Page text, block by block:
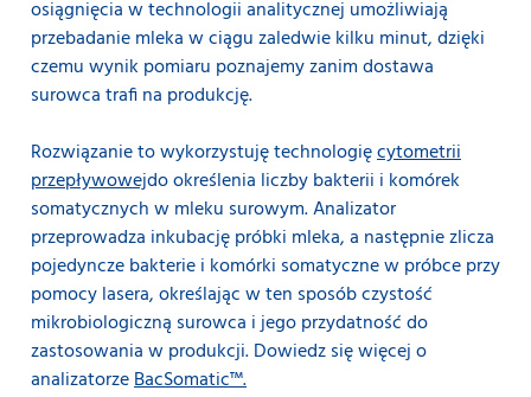
osiągnięcia w technologii analitycznej umożliwiają
przebadanie mleka w ciągu zaledwie kilku minut, dzięki
czemu wynik pomiaru poznajemy zanim dostawa
surowca trafi na produkcję.
Rozwiązanie to wykorzystuję technologięcytometrii
przepływowejdo określenia liczby bakterii i komórek
somatycznych w mleku surowym. Analizator
przeprowadza inkubację próbki mleka, a następnie zlicza
pojedyncze bakterie i komórki somatyczne w próbce przy
pomocy lasera, określając w ten sposób czystość
mikrobiologiczną surowca i jego przydatność do
zastosowania w produkcji. Dowiedz się więcej o
analizatorzeBacSomatic™.